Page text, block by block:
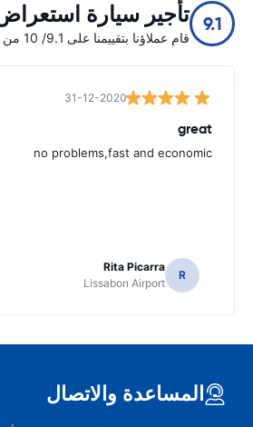
9.1 تأجير سيارة
قام عملاؤنا بتقييمنا على 9.1/ 10 من أصل 12842
31-12-2020
great
no problems,fast and economic
R
Rita Picarra
Lissabon Airport
المساعدة والاتصال